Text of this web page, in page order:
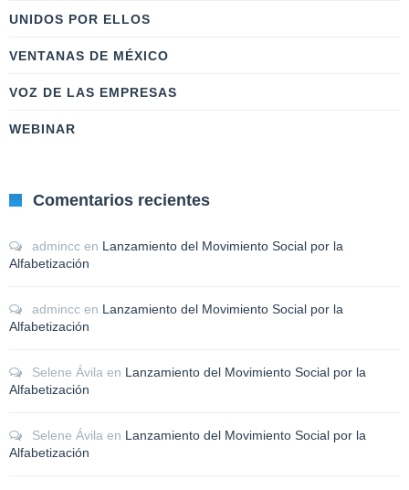
UNIDOS POR ELLOS
VENTANAS DE MÉXICO
VOZ DE LAS EMPRESAS
WEBINAR
Comentarios recientes
admincc en Lanzamiento del Movimiento Social por la
Alfabetización
admincc en Lanzamiento del Movimiento Social por la
Alfabetización
Selene Ávila en Lanzamiento del Movimiento Social por la
Alfabetización
Selene Ávila en Lanzamiento del Movimiento Social por la
Alfabetización